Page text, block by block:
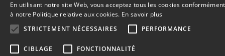
© 2026 L'Artothèque
En utilisant notre site Web, vous acceptez tous les cookies conformément
à notre Politique relative aux cookies. En savoir plus
STRICTEMENT NÉCESSAIRES
PERFORMANCE
CIBLAGE FONCTIONNALITÉ